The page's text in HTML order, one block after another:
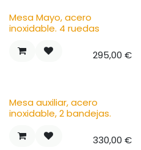
Mesa Mayo, acero
inoxidable. 4 ruedas
295,00 €
Mesa auxiliar, acero
inoxidable, 2 bandejas.
330,00 €